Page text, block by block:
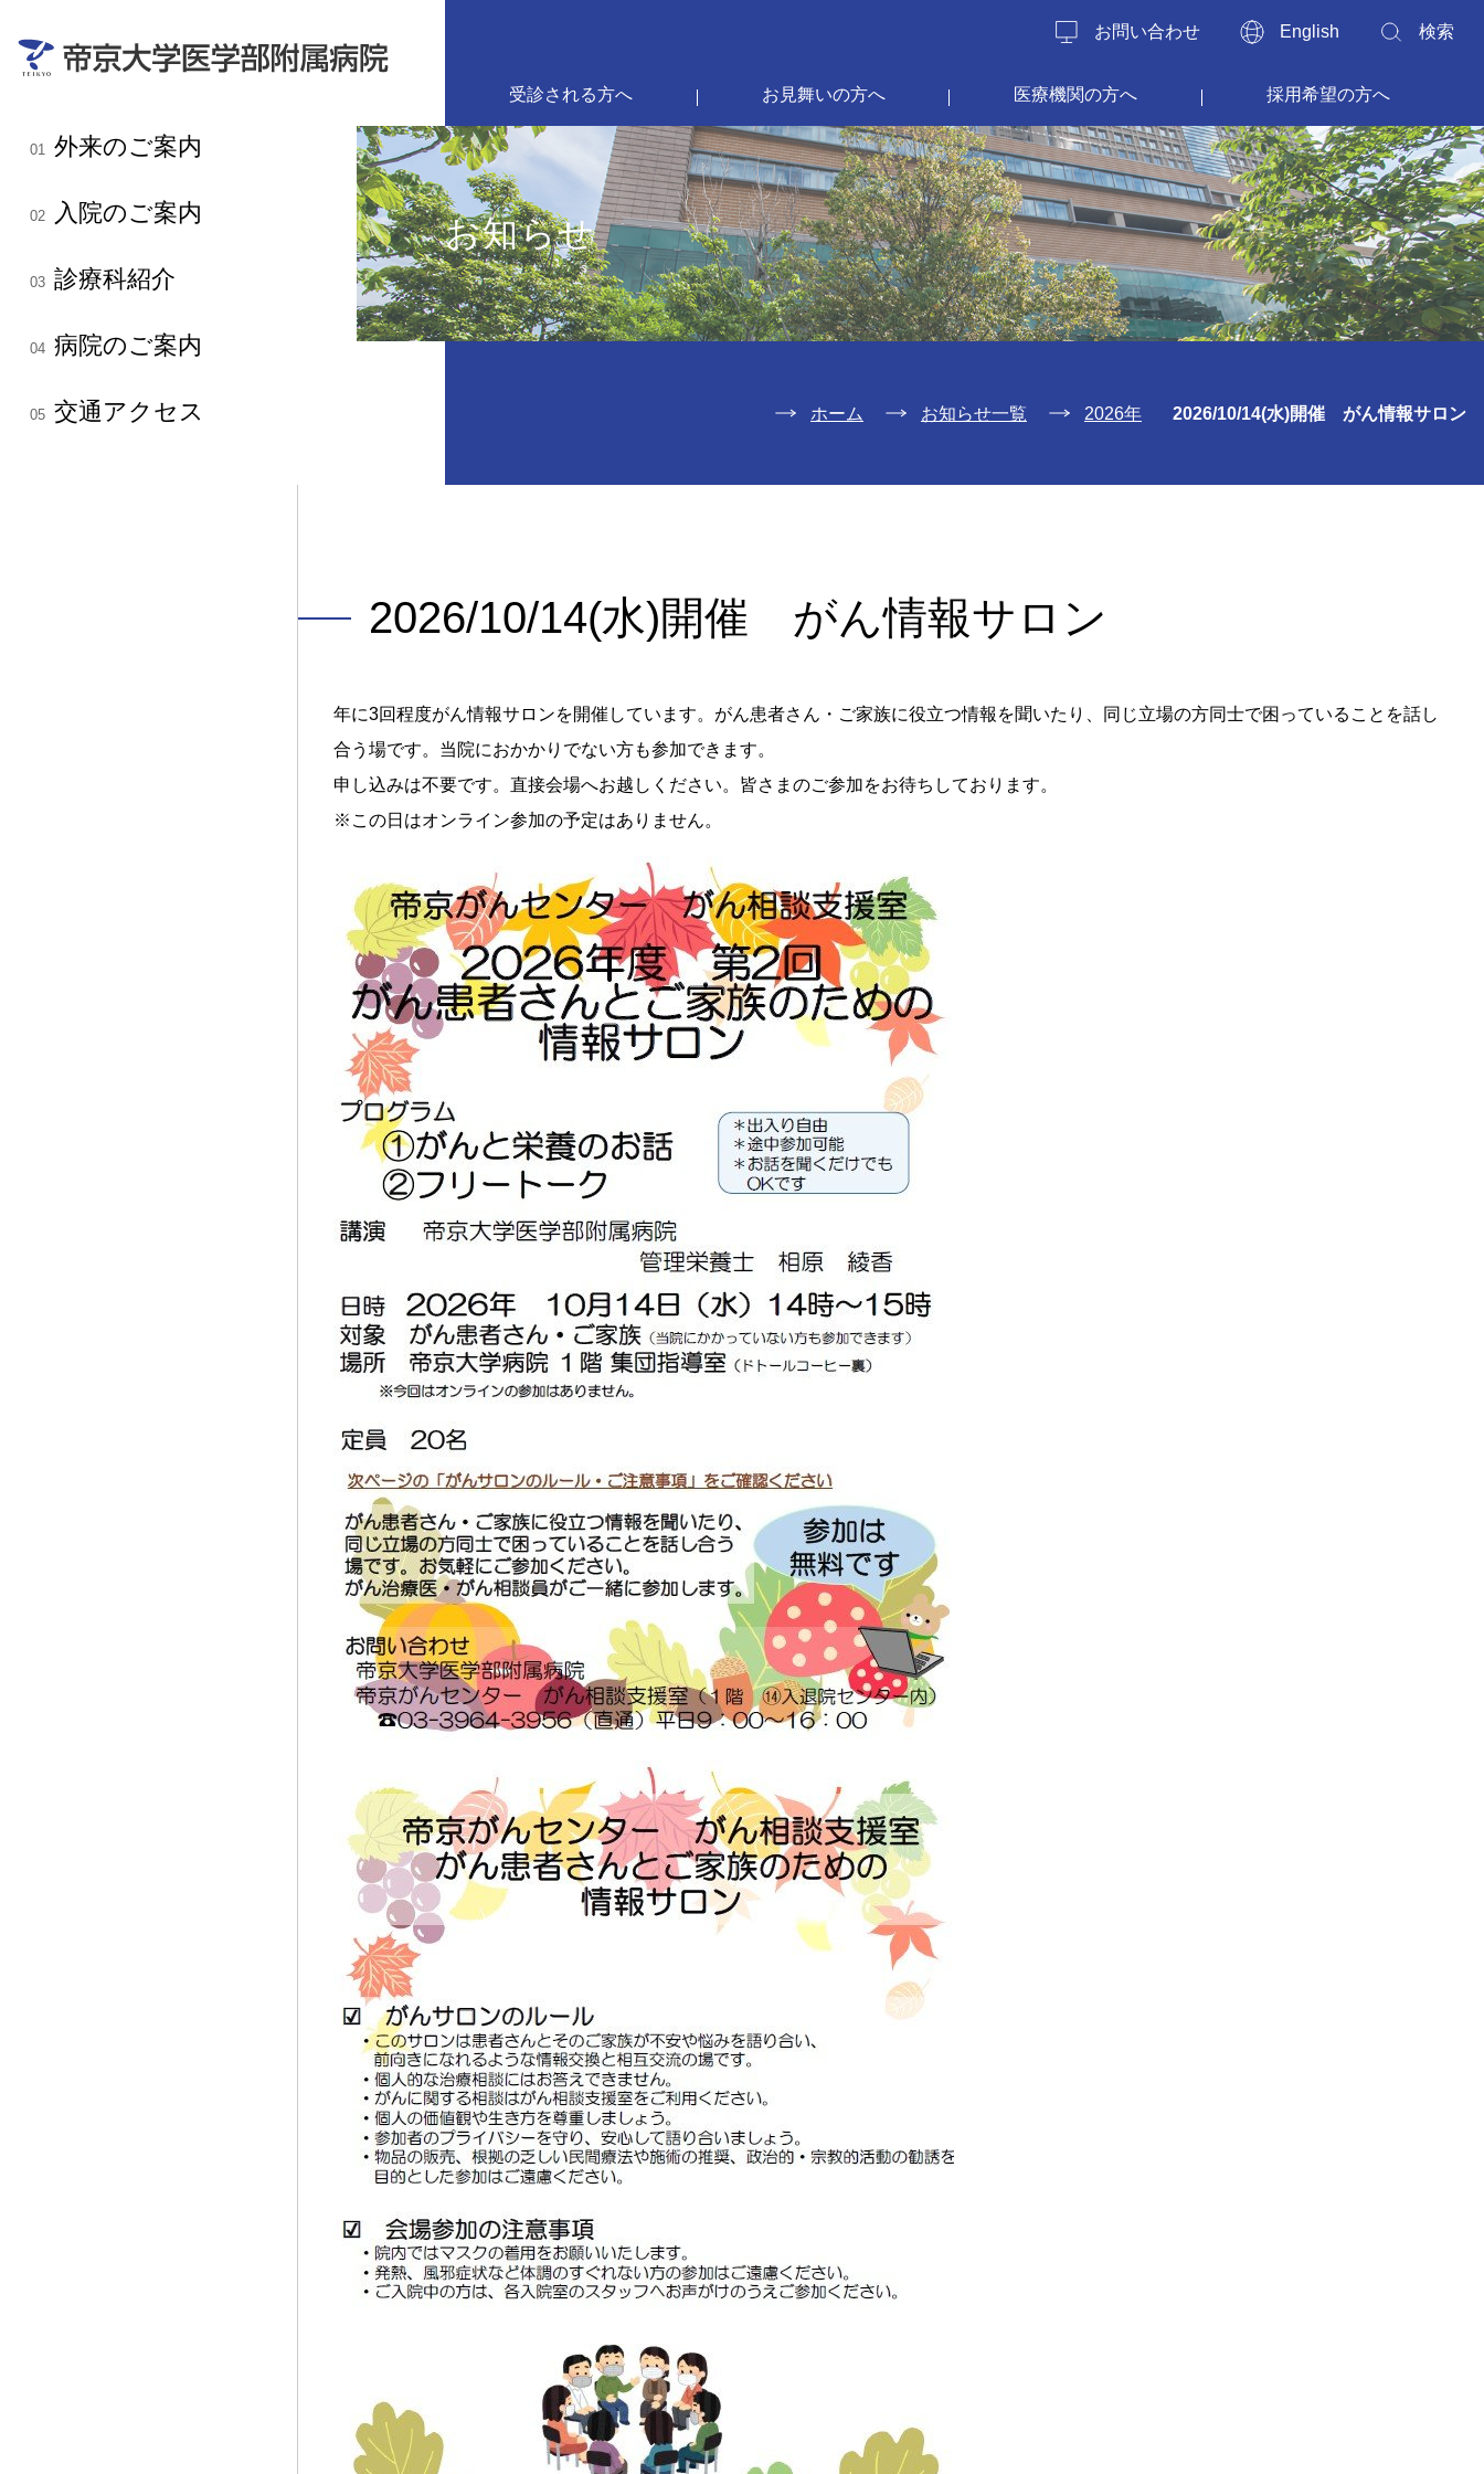
01 外来のご案内
02 入院のご案内
03 診療科紹介
04 病院のご案内
05 交通アクセス
お問い合わせ English 検索
受診される方へ お見舞いの方へ 医療機関の方へ 採用希望の方へ
お知らせ
ホーム お知らせ一覧 2026年 2026/10/14(水)開催 がん情報サロン
2026/10/14(水)開催 がん情報サロン
年に3回程度がん情報サロンを開催しています。がん患者さん・ご家族に役立つ情報を聞いたり、同じ立場の方同士で困っていることを話し
合う場です。当院におかかりでない方も参加できます。
申し込みは不要です。直接会場へお越しください。皆さまのご参加をお待ちしております。
※この日はオンライン参加の予定はありません。